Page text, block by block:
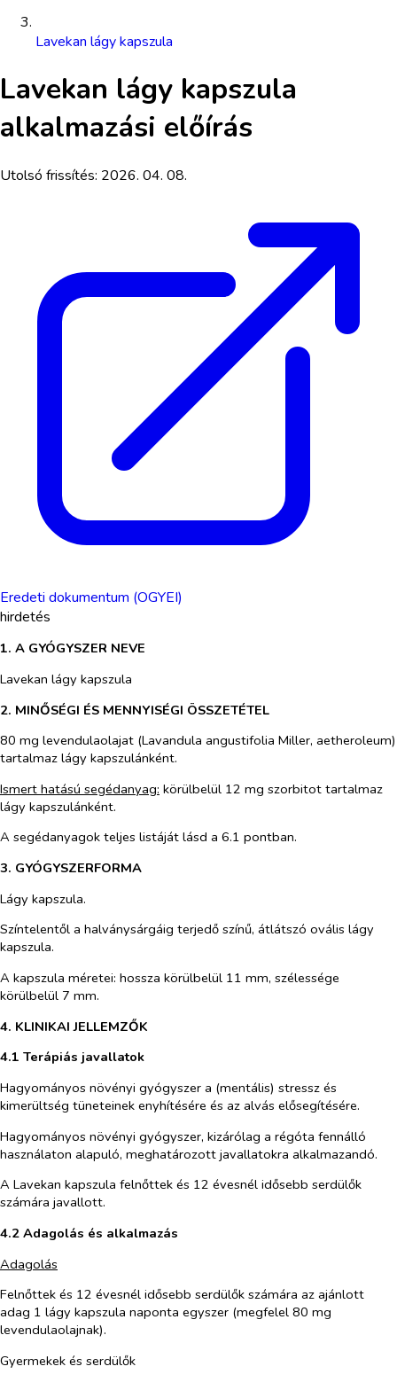
Lavekan lágy kapszula
Lavekan lágy kapszula
alkalmazási előírás
Utolsó frissítés: 2026. 04. 08.
Eredeti dokumentum (OGYEI)
hirdetés
1. A GYÓGYSZER NEVE
Lavekan lágy kapszula
2. MINŐSÉGI ÉS MENNYISÉGI ÖSSZETÉTEL
80 mg levendulaolajat (Lavandula angustifolia Miller, aetheroleum)
tartalmaz lágy kapszulánként.
Ismert hatású segédanyag: körülbelül 12 mg szorbitot tartalmaz
lágy kapszulánként.
A segédanyagok teljes listáját lásd a 6.1 pontban.
3. GYÓGYSZERFORMA
Lágy kapszula.
Színtelentől a halványsárgáig terjedő színű, átlátszó ovális lágy
kapszula.
A kapszula méretei: hossza körülbelül 11 mm, szélessége
körülbelül 7 mm.
4. KLINIKAI JELLEMZŐK
4.1 Terápiás javallatok
Hagyományos növényi gyógyszer a (mentális) stressz és
kimerültség tüneteinek enyhítésére és az alvás elősegítésére.
Hagyományos növényi gyógyszer, kizárólag a régóta fennálló
használaton alapuló, meghatározott javallatokra alkalmazandó.
A Lavekan kapszula felnőttek és 12 évesnél idősebb serdülők
számára javallott.
4.2 Adagolás és alkalmazás
Adagolás
Felnőttek és 12 évesnél idősebb serdülők számára az ajánlott
adag 1 lágy kapszula naponta egyszer (megfelel 80 mg
levendulaolajnak).
Gyermekek és serdülők